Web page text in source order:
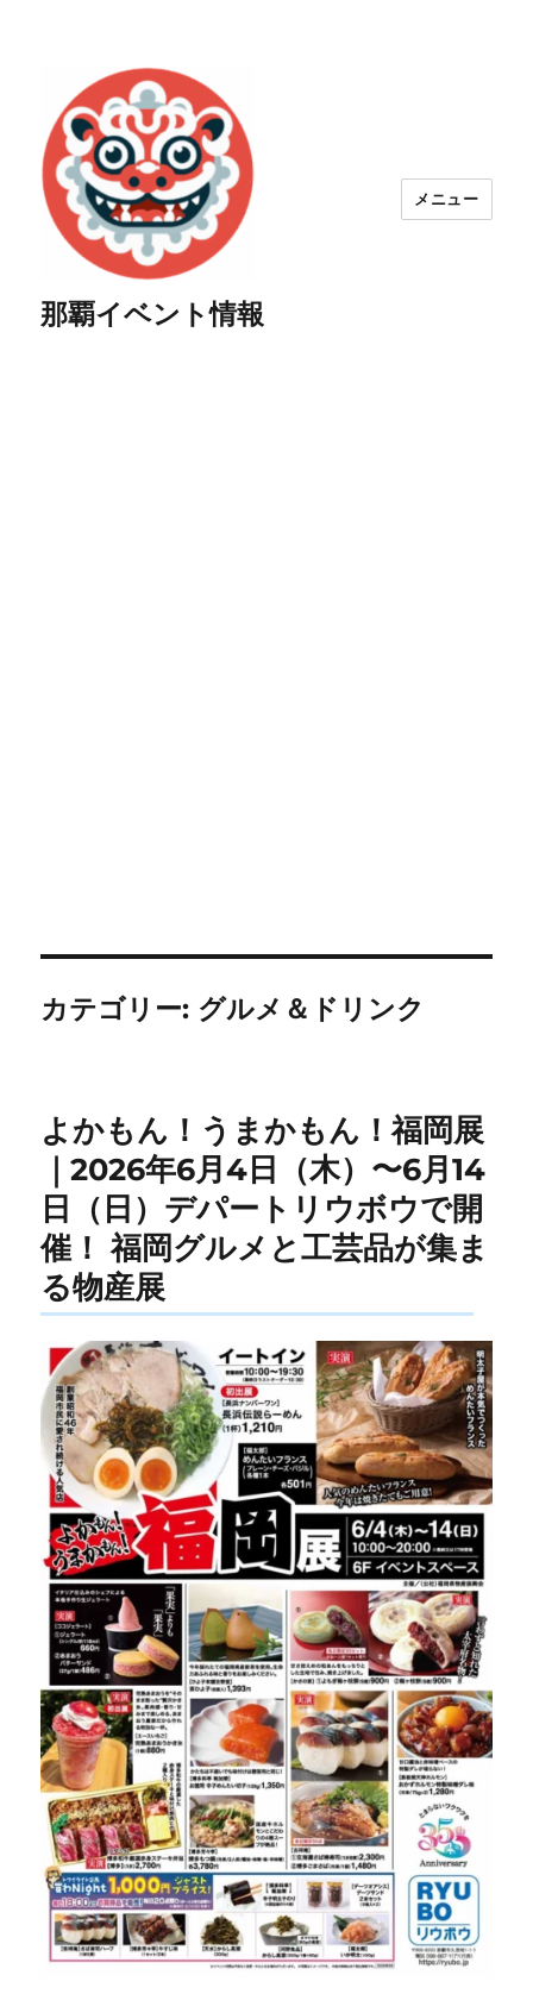
那覇イベント情報
メニュー
カテゴリー: グルメ＆ドリンク
よかもん！うまかもん！福岡展
｜2026年6月4日（木）〜6月14
日（日）デパートリウボウで開
催！ 福岡グルメと工芸品が集ま
る物産展